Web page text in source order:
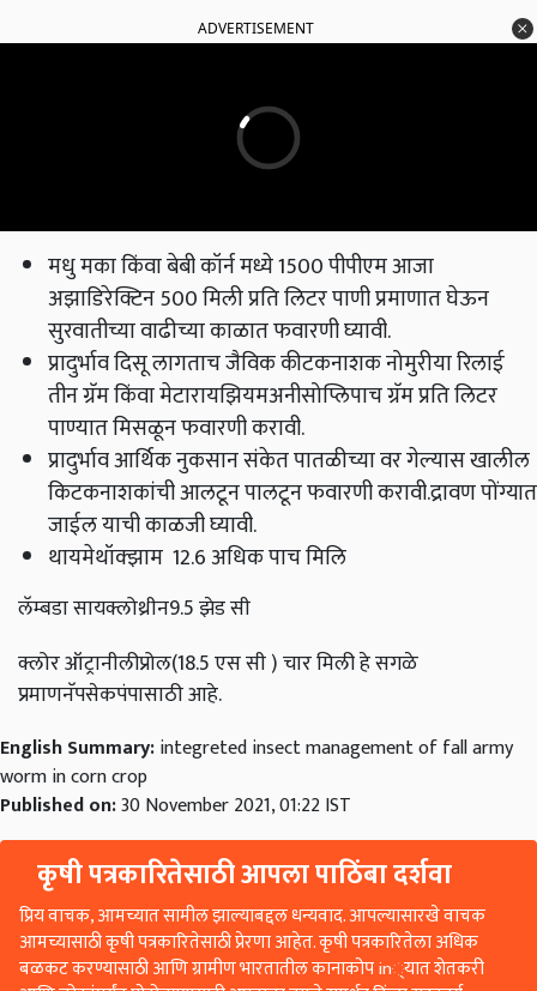
ADVERTISEMENT
मधु मका किंवा बेबी कॉर्न मध्ये 1500 पीपीएम आजा
अझाडिरेक्टिन 500 मिली प्रति लिटर पाणी प्रमाणात घेऊन
सुरवातीच्या वाढीच्या काळात फवारणी घ्यावी.
प्रादुर्भाव दिसू लागताच जैविक कीटकनाशक नोमुरीया रिलाई
तीन ग्रॅम किंवा मेटारायझियमअनीसोप्लिपाच ग्रॅम प्रति लिटर
पाण्यात मिसळून फवारणी करावी.
प्रादुर्भाव आर्थिक नुकसान संकेत पातळीच्या वर गेल्यास खालील
किटकनाशकांची आलटून पालटून फवारणी करावी.द्रावण पोंग्यात
जाईल याची काळजी घ्यावी.
थायमेथॉक्झाम 12.6 अधिक पाच मिलि
लॅम्बडा सायक्लोथ्रीन9.5 झेड सी
क्लोर ऑट्रानीलीप्रोल(18.5 एस सी ) चार मिली हे सगळे
प्रमाणनॅपसेकपंपासाठी आहे.
English Summary:integreted insect management of fall army
worm in corn crop
Published on:30 November 2021, 01:22 IST
कृषी पत्रकारितेसाठी आपला पाठिंबा दर्शवा
प्रिय वाचक, आमच्यात सामील झाल्याबद्दल धन्यवाद. आपल्यासारखे वाचक
आमच्यासाठी कृषी पत्रकारितेसाठी प्रेरणा आहेत. कृषी पत्रकारितेला अधिक
बळकट करण्यासाठी आणि ग्रामीण भारतातील कानाकोप in्यात शेतकरी